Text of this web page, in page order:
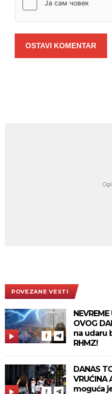
OSTAVI KOMENTAR
POVEZANE VESTI
OVOG
na udaru
RHMZ!
DANAS
moguća